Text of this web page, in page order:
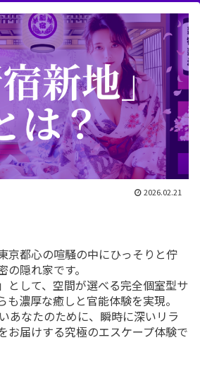
2026.02.21
京都心の喧騒の中にひっそりと佇
隠れ家です。
として、空間が選べる完全個室型サ
も濃厚な癒しと官能体験を実現。
あなたのために、瞬時に深いリラ
お届けする究極のエスケープ体験で